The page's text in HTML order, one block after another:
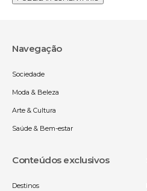
Navegação
Sociedade
Moda & Beleza
Arte & Cultura
Saúde & Bem-estar
Conteúdos exclusivos
Destinos